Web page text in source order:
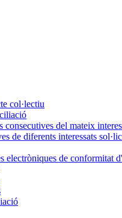
col·lectiu
consecutives del mateix
de diferents interessats
electròniques de conformitat